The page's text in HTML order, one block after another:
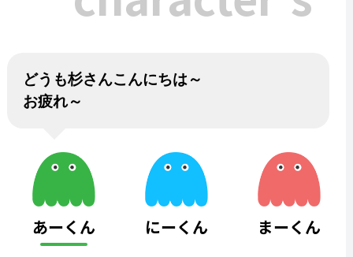
どうも杉さんこんにちは～
お疲れ～
あーくん にーくん まーくん